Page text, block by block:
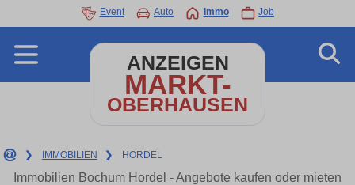
Event Auto Immo Job
ANZEIGEN
MARKT-
OBERHAUSEN
❯ IMMOBILIEN ❯ HORDEL
Immobilien Bochum Hordel - Angebote kaufen oder mieten